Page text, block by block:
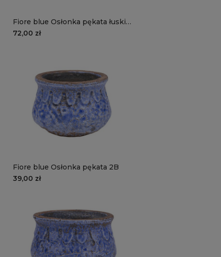
Fiore blue Osłonka pękata łuski
A
72,00 zł
Fiore blue Osłonka pękata 2B
39,00 zł